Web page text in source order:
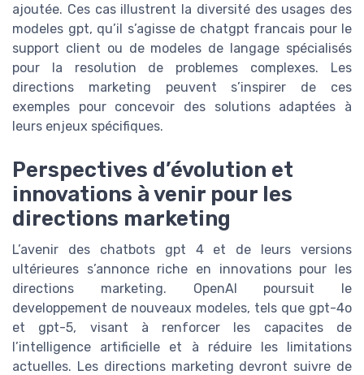
ajoutée. Ces cas illustrent la diversité des usages des
modeles gpt, qu’il s’agisse de chatgpt francais pour le
support client ou de modeles de langage spécialisés
pour la resolution de problemes complexes. Les
directions marketing peuvent s’inspirer de ces
exemples pour concevoir des solutions adaptées à
leurs enjeux spécifiques.
Perspectives d’évolution et
innovations à venir pour les
directions marketing
L’avenir des chatbots gpt 4 et de leurs versions
ultérieures s’annonce riche en innovations pour les
directions marketing. OpenAI poursuit le
developpement de nouveaux modeles, tels que gpt-4o
et gpt-5, visant à renforcer les capacites de
l’intelligence artificielle et à réduire les limitations
actuelles. Les directions marketing devront suivre de